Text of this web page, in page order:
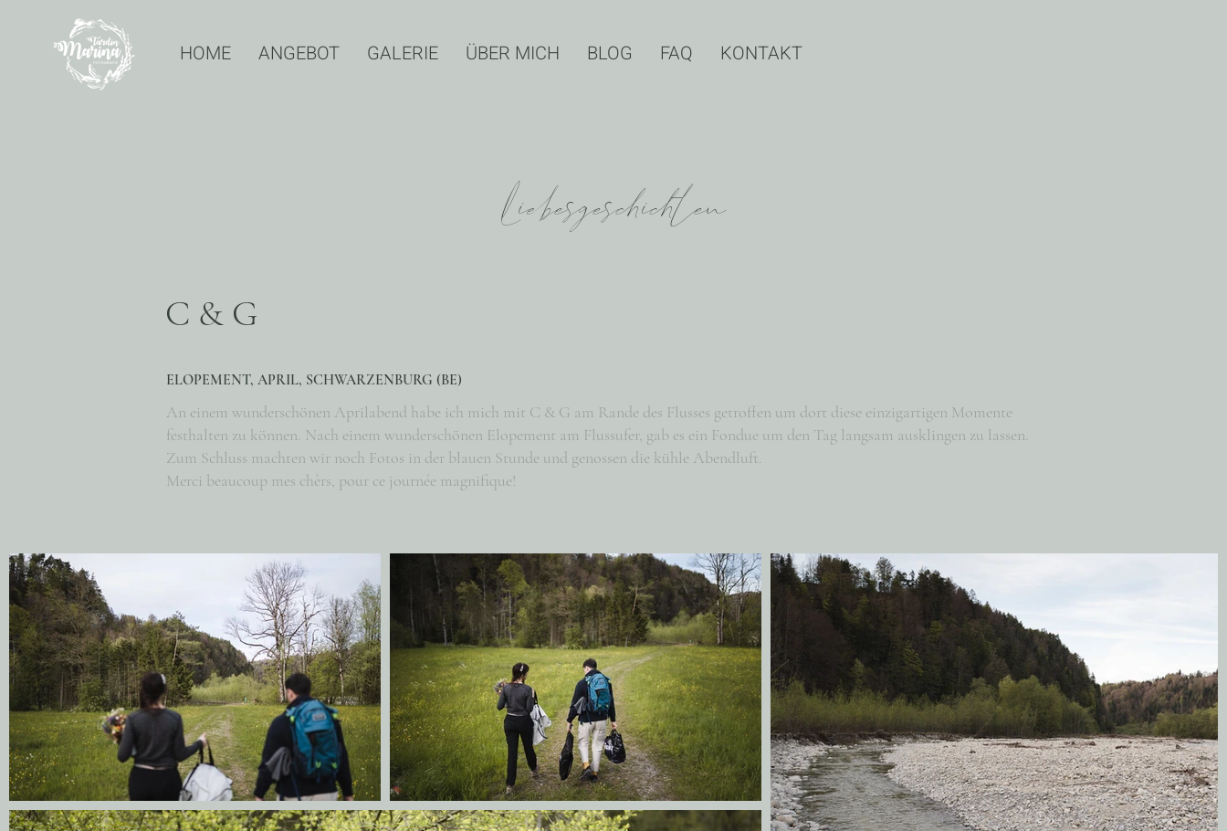
HOME ANGEBOT GALERIE ÜBER MICH BLOG FAQ KONTAKT
Liebesgeschichten
C & G
ELOPEMENT, APRIL, SCHWARZENBURG (BE)
An einem wunderschönen Aprilabend habe ich mich mit C & G am Rande des Flusses getroffen um dort diese einzigartigen Momente
festhalten zu können. Nach einem wunderschönen Elopement am Flussufer, gab es ein Fondue um den Tag langsam ausklingen zu lassen.
Zum Schluss machten wir noch Fotos in der blauen Stunde und genossen die kühle Abendluft.
Merci beaucoup mes chèrs, pour ce journée magnifique!